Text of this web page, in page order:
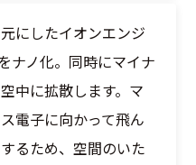
にしたイオンエンジ
ナノ化。同時にマイナ
中に拡散します。マ
電子に向かって飛ん
るため、空間のいた